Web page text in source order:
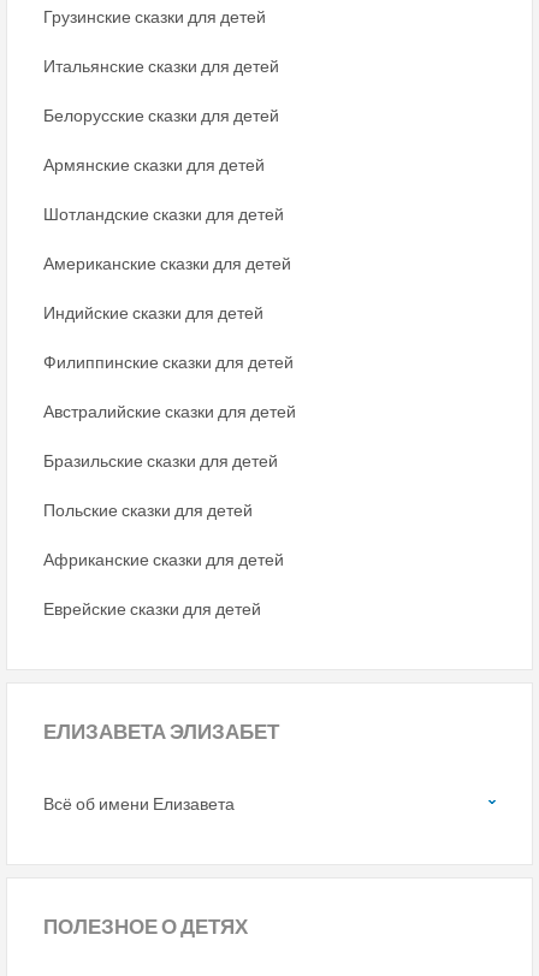
Грузинские сказки для детей
Итальянские сказки для детей
Белорусские сказки для детей
Армянские сказки для детей
Шотландские сказки для детей
Американские сказки для детей
Индийские сказки для детей
Филиппинские сказки для детей
Австралийские сказки для детей
Бразильские сказки для детей
Польские сказки для детей
Африканские сказки для детей
Еврейские сказки для детей
ЕЛИЗАВЕТА ЭЛИЗАБЕТ
Всё об имени Елизавета
ПОЛЕЗНОЕО ДЕТЯХ